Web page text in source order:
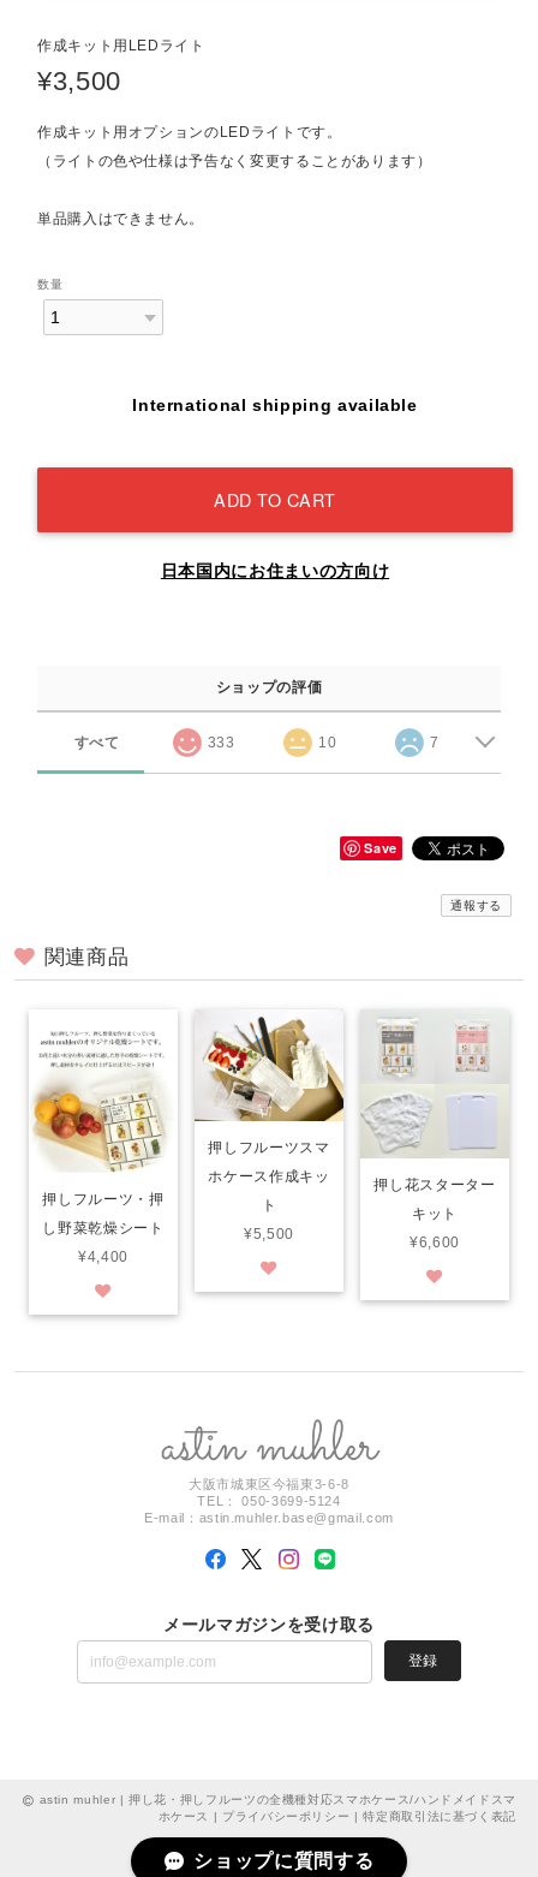
作成キット用LEDライト
¥3,500
作成キット用オプションのLEDライトです。
（ライトの色や仕様は予告なく変更することがあります）
単品購入はできません。
数量
International shipping available
ADD TO CART
日本国内にお住まいの方向け
ショップの評価
すべて 333 10 7
Save
通報する
関連商品
押しフルーツ・押
し野菜乾燥シート
¥4,400
押しフルーツスマ
ホケース作成キッ
ト
¥5,500
押し花スターター
キット
¥6,600
大阪市城東区今福東3-6-8
TEL： 050-3699-5124
E-mail： astin.muhler.base@gmail.com
メールマガジンを受け取る
登録
astin muhler | 押し花・押しフルーツの全機種対応スマホケース/ハンドメイドスマ
ホケース | プライバシーポリシー |特定商取引法に基づく表記
ショップに質問する